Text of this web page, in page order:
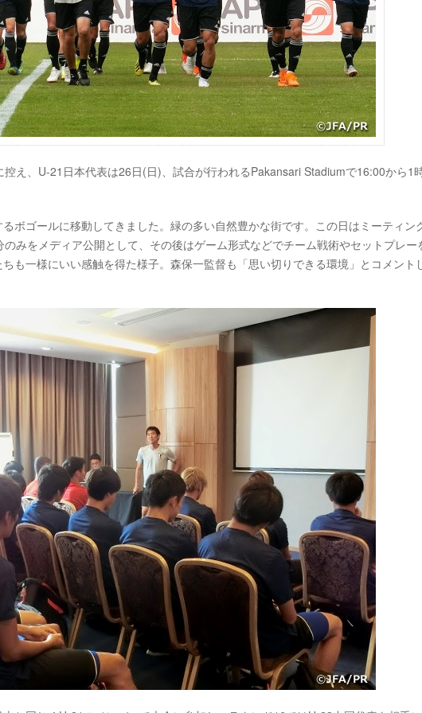
え、U-21日本代表は26日(日)、試合が行われるPakansari Stadiumで16:00から1
ボゴールに移動してきました。緑の多い自然豊かな街です。この日はミーティン
みをメディア公開として、その後はゲーム形式などでチーム戦術やセットプレー
も一様にいい感触を得た様子。森保一監督も「思い切りできる環境」とコメント